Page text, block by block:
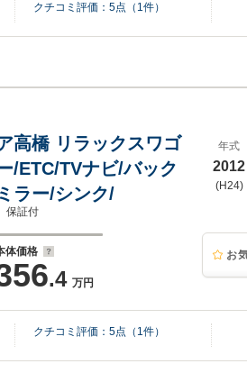
クチコミ評価： 5点（ 1件）
高橋 リラックスワゴ
/ETC/TVナビ/バック
ラー/シンク/
保証付
体価格
.4 万円
年式
2012
(H24)
お
クチコミ評価： 5点（ 1件）